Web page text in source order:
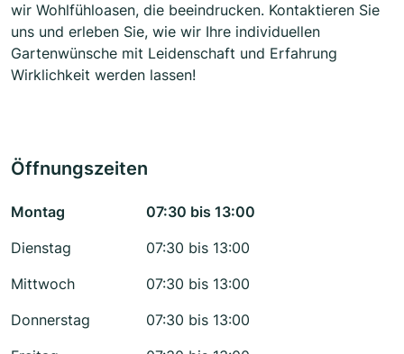
wir Wohlfühloasen, die beeindrucken. Kontaktieren Sie
uns und erleben Sie, wie wir Ihre individuellen
Gartenwünsche mit Leidenschaft und Erfahrung
Wirklichkeit werden lassen!
Öffnungszeiten
Montag
07:30 bis 13:00
Dienstag
07:30 bis 13:00
Mittwoch
07:30 bis 13:00
Donnerstag
07:30 bis 13:00